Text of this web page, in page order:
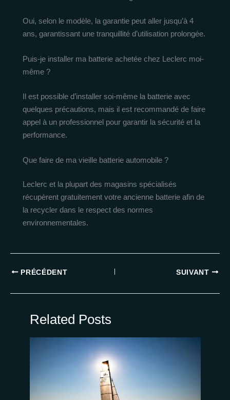
Oui, selon le modèle, la garantie peut aller jusqu’à 4
ans, garantissant une tranquillité d’utilisation prolongée.
Puis-je installer ma batterie achetée chez Leclerc moi-
même ?
Il est possible d’installer soi-même la batterie avec
quelques précautions, mais il est recommandé de faire
appel à un professionnel pour garantir la sécurité et la
performance.
Que faire de ma vieille batterie automobile ?
Leclerc et la plupart des magasins spécialisés
récupèrent gratuitement votre ancienne batterie afin de
la recycler dans le respect des normes
environnementales.
PRÉCÉDENT SUIVANT
Related Posts